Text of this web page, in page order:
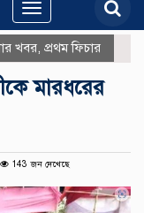
Toggle
navigation
খবর প্রথম ফিচার
মারধরের
143 জন দেখেছে